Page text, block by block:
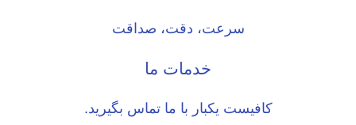
سرعت، دقت، صداقت
خدمات ما
کافیست یکبار با ما تماس بگیرید.